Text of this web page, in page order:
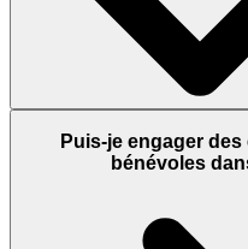
Puis-je engager
bénévoles